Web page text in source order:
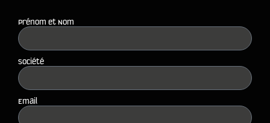
Prénom et Nom
Société
Email